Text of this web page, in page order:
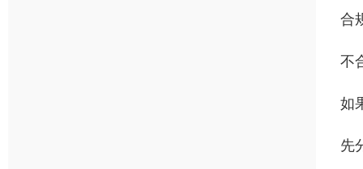
合
不
如
先